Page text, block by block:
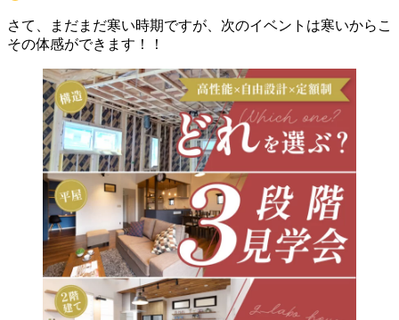
さて、まだまだ寒い時期ですが、次のイベントは寒いからこ
その体感ができます！！